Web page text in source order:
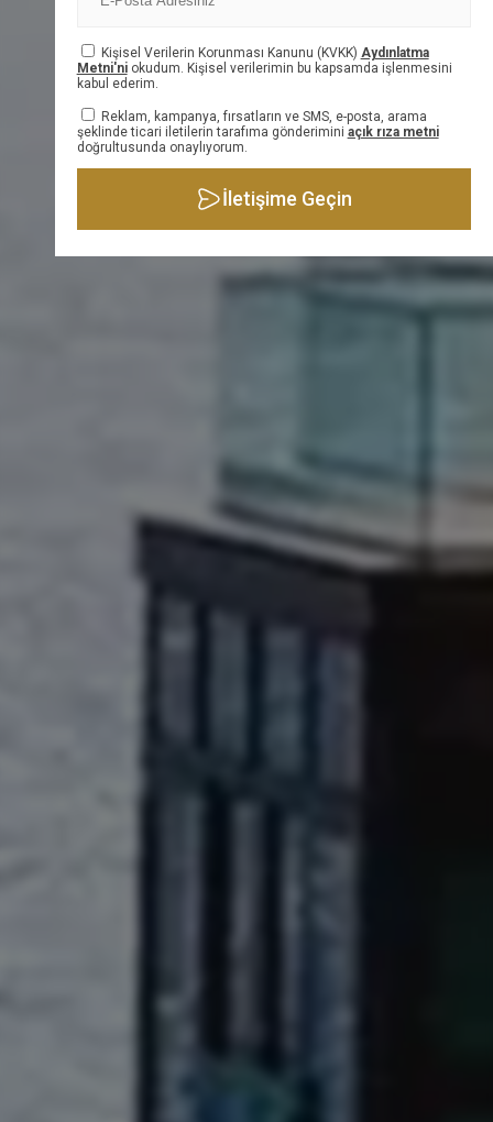
Kişisel Verilerin Korunması Kanunu (KVKK) Aydınlatma
Metni'niokudum. Kişisel verilerimin bu kapsamda işlenmesini
kabul ederim.
Reklam, kampanya, fırsatların ve SMS, e-posta, arama
şeklinde ticari iletilerin tarafıma gönderimini açık rıza metni
doğrultusunda onaylıyorum.
İletişime Geçin